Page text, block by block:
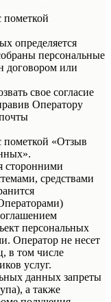
пометкой
определяется
персональные
договором или
свое согласие
Оператору
пометкой «Отзыв
сторонними
средствами
персональных
Оператор не несет
в том числе
услуг.
данных запреты
а также